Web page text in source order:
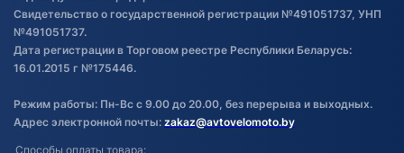
Свидетельство о государственной регистрации №491051737, УНП
№491051737.
Дата регистрации в Торговом реестре Республики Беларусь:
16.01.2015 г №175446.
Режим работы: Пн-Вс с 9.00 до 20.00, без перерыва и выходных.
Адрес электронной почты: zakaz@avtovelomoto.by
Способы оплаты товара: